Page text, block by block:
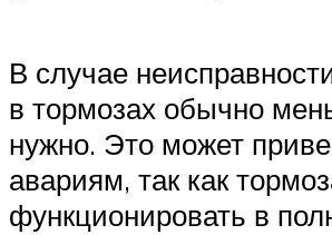
В случае
в тормозах обычно
нужно. Это может
авариям, так как
функционировать в